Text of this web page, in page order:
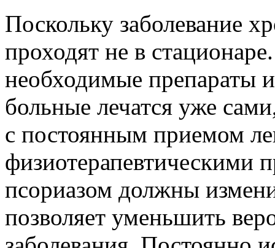
Поскольку заболевание
проходят не в
необходимые препараты
больные лечатся уже
с постоянным приемом
физиотерапевтическими
псориазом должны
позволяет уменьшить